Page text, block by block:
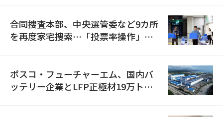
合同捜査本部、中央選管委など9カ所
を再度家宅捜索…「投票率操作」の
ポスコ・フューチャーエム、国内バ
ッテリー企業とLFP正極材19万トン